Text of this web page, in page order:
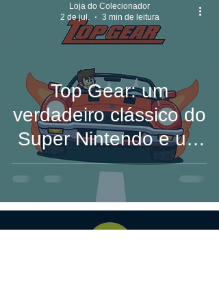
Top Gear: um
verdadeiro clássico do
Super Nintendo e um
dos melhores jogos
de corrida de todos os
tempos
Loja do Colecionador
2 de jul.
3 min de leitura